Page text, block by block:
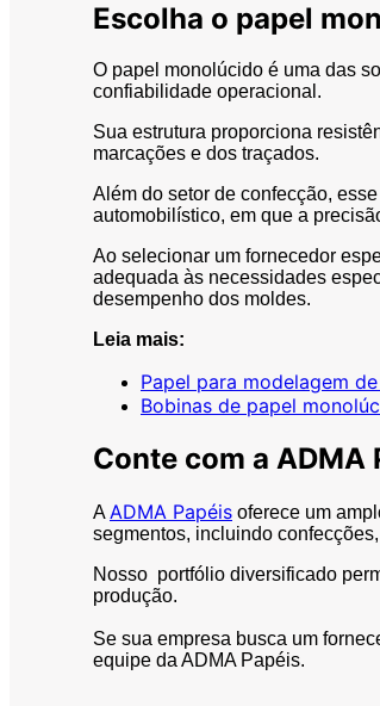
Escolha o papel
O papel monolúcido é uma das
confiabilidade operacional.
Sua estrutura proporciona
marcações e dos traçados.
Além do setor de confecção,
automobilístico, em que a
Ao selecionar um fornecedor
adequada às necessidades
desempenho dos moldes.
Leia mais:
Papel para modelagem
Bobinas de papel
Conte com a
AADMA Papéis oferece um
segmentos, incluindo
Nosso portfólio diversificado
produção.
Se sua empresa busca um
equipe da ADMA Papéis.